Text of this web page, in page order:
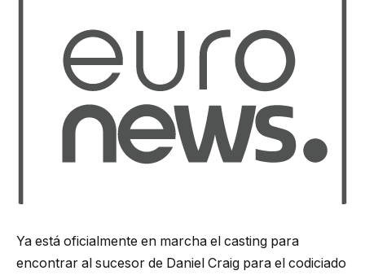
Ya está oficialmente en marcha el casting para
encontrar al sucesor de Daniel Craig para el codiciado